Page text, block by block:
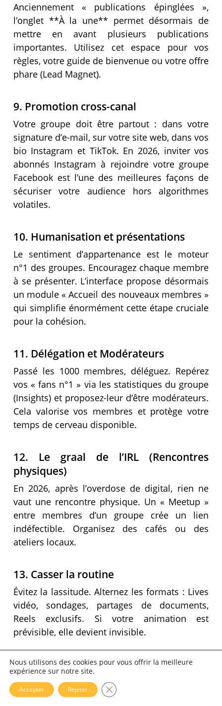
Anciennement « publications épinglées »,
l’onglet **À la une** permet désormais de
mettre en avant plusieurs publications
importantes. Utilisez cet espace pour vos
règles, votre guide de bienvenue ou votre offre
phare (Lead Magnet).
9. Promotion cross-canal
Votre groupe doit être partout : dans votre
signature d’e-mail, sur votre site web, dans vos
bio Instagram et TikTok. En 2026, inviter vos
abonnés Instagram à rejoindre votre groupe
Facebook est l’une des meilleures façons de
sécuriser votre audience hors algorithmes
volatiles.
10. Humanisation et présentations
Le sentiment d’appartenance est le moteur
n°1 des groupes. Encouragez chaque membre
à se présenter. L’interface propose désormais
un module « Accueil des nouveaux membres »
qui simplifie énormément cette étape cruciale
pour la cohésion.
11. Délégation et Modérateurs
Passé les 1000 membres, déléguez. Repérez
vos « fans n°1 » via les statistiques du groupe
(Insights) et proposez-leur d’être modérateurs.
Cela valorise vos membres et protège votre
temps de cerveau disponible.
12. Le graal de l’IRL (Rencontres
physiques)
En 2026, après l’overdose de digital, rien ne
vaut une rencontre physique. Un « Meetup »
entre membres d’un groupe crée un lien
indéfectible. Organisez des cafés ou des
ateliers locaux.
13. Casser la routine
Évitez la lassitude. Alternez les formats : Lives
vidéo, sondages, partages de documents,
Reels exclusifs. Si votre animation est
prévisible, elle devient invisible.
Objectifs de conversion : Faire
du groupe un moteur de
revenus
Nous utilisons des cookies pour vous offrir la meilleure
expérience sur notre site.
Accepter Rejeter Fermer la bannière des cookies